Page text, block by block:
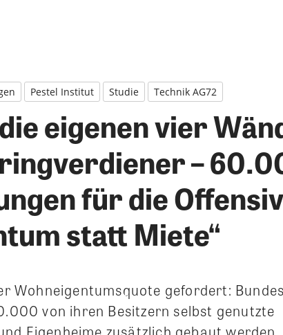
Pestel Institut Studie Technik AG72
eigenen vier
–
für die
statt Miete“
Wohneigentumsquote gefordert:
von ihren Besitzern selbst genutzte